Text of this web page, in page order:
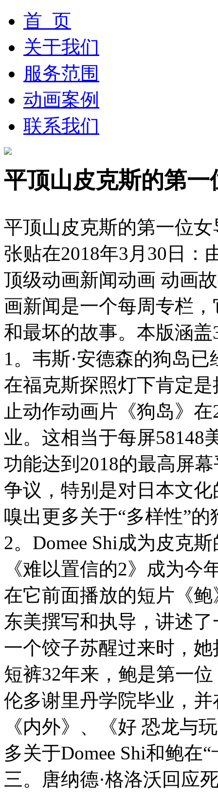
首 页
关于我们
服务范围
动画案例
联系我们
平顶山皮克斯的第
平顶山皮克斯的第一位
张贴在2018年3月30日：
顶级动画新闻动画 动画
画新闻是一个每周专栏
和最坏的故事。本版涵盖
1。韦斯·安德森的狗岛
在福克斯探照灯下肯定
止动作动画片《狗岛》
业。这相当于每屏58148
功能达到2018的最高屏
争议，特别是对日本文
嗅出更多关于“多样性”的
2。Domee Shi成为皮克
《难以置信的2》成为
在它前面播放的短片《
东美撰写和执导，讲述
一个饺子苏醒过来时，
短裤32年来，鲍是第一
伦多谢里丹学院毕业，
《内外》、《好 恐龙与
多关于Domee Shi和鲍在
三。唐纳德·格洛沃回应